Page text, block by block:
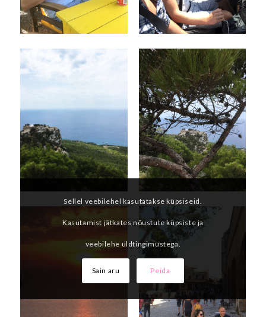
Sellel veebilehel kasutatakse küpsiseid.
Kasutamist jätkates nõustute küpsiste ja
veebilehe üldtingimustega.
Sain aru Peida